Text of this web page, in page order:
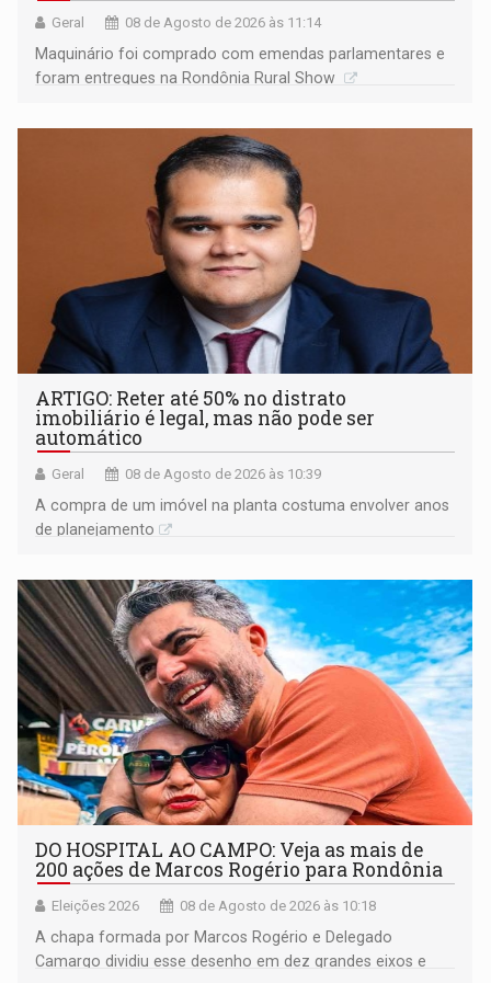
Geral 08 de Agosto de 2026 às 11:14
Maquinário foi comprado com emendas parlamentares e
foram entregues na Rondônia Rural Show
ARTIGO: Reter até 50% no distrato
imobiliário é legal, mas não pode ser
automático
Geral 08 de Agosto de 2026 às 10:39
A compra de um imóvel na planta costuma envolver anos
de planejamento
DO HOSPITAL AO CAMPO: Veja as mais de
200 ações de Marcos Rogério para Rondônia
Eleições 2026 08 de Agosto de 2026 às 10:18
A chapa formada por Marcos Rogério e Delegado
Camargo dividiu esse desenho em dez grandes eixos e